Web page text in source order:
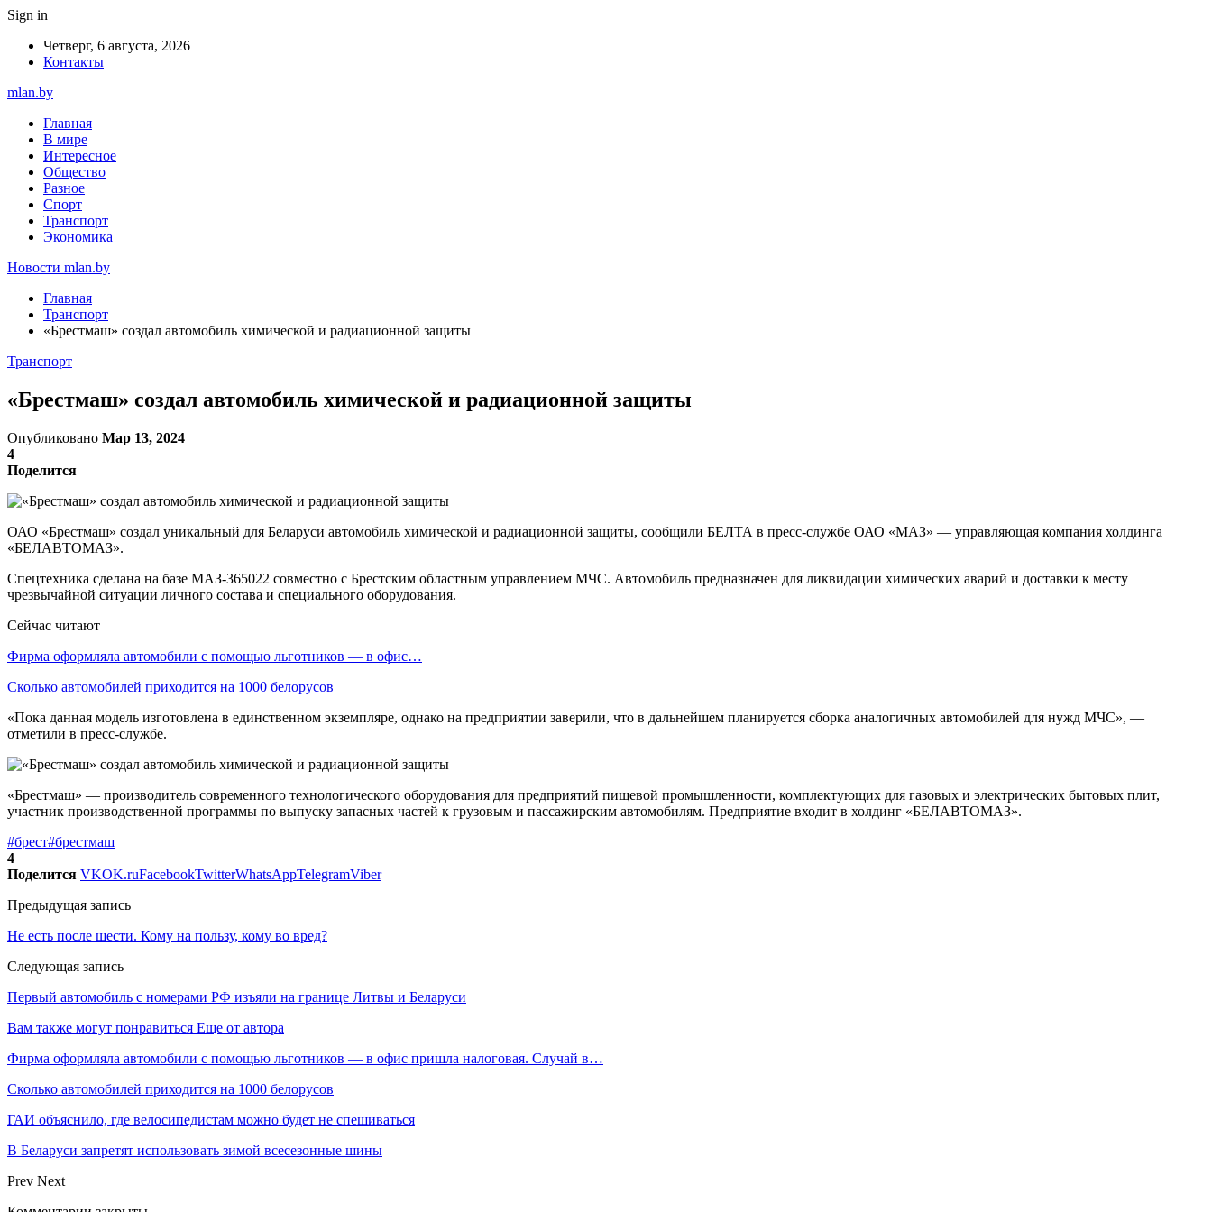
Sign in
Четверг, 6 августа, 2026
Контакты
mlan.by
Главная
В мире
Интересное
Общество
Разное
Спорт
Транспорт
Экономика
Новости mlan.by
Главная
Транспорт
«Брестмаш» создал автомобиль химической и радиационной защиты
Транспорт
«Брестмаш» создал автомобиль химической и радиационной защиты
Опубликовано Мар 13, 2024
4
Поделится
ОАО «Брестмаш» создал уникальный для Беларуси автомобиль химической и радиационной защиты, сообщили БЕЛТА в пресс-службе ОАО «МАЗ» — управляющая компания холдинга
«БЕЛАВТОМАЗ».
Спецтехника сделана на базе МАЗ-365022 совместно с Брестским областным управлением МЧС. Автомобиль предназначен для ликвидации химических аварий и доставки к месту
чрезвычайной ситуации личного состава и специального оборудования.
Сейчас читают
Фирма оформляла автомобили с помощью льготников — в офис…
Сколько автомобилей приходится на 1000 белорусов
«Пока данная модель изготовлена в единственном экземпляре, однако на предприятии заверили, что в дальнейшем планируется сборка аналогичных автомобилей для нужд МЧС», —
отметили в пресс-службе.
«Брестмаш» — производитель современного технологического оборудования для предприятий пищевой промышленности, комплектующих для газовых и электрических бытовых плит,
участник производственной программы по выпуску запасных частей к грузовым и пассажирским автомобилям. Предприятие входит в холдинг «БЕЛАВТОМАЗ».
#брест#брестмаш
4
Поделится VKOK.ruFacebookTwitterWhatsAppTelegramViber
Предыдущая запись
Не есть после шести. Кому на пользу, кому во вред?
Следующая запись
Первый автомобиль с номерами РФ изъяли на границе Литвы и Беларуси
Вам также могут понравиться Еще от автора
Фирма оформляла автомобили с помощью льготников — в офис пришла налоговая. Случай в…
Сколько автомобилей приходится на 1000 белорусов
ГАИ объяснило, где велосипедистам можно будет не спешиваться
В Беларуси запретят использовать зимой всесезонные шины
Prev Next